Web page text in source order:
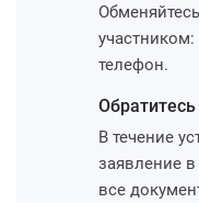
телефон.
Обратитесь
В течение
заявление
все